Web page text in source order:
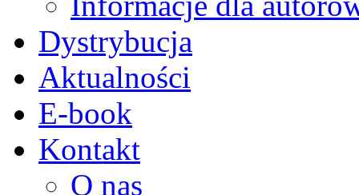
Dystrybucja
Aktualności
E-book
Kontakt
O nas